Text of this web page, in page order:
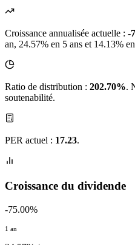
Croissance annualisée actuelle : -
an, 24.57% en 5 ans et 14.13%
Ratio de distribution : 202.70%.
soutenabilité.
PER actuel : 17.23.
Croissance du dividende
-75.00%
1 an